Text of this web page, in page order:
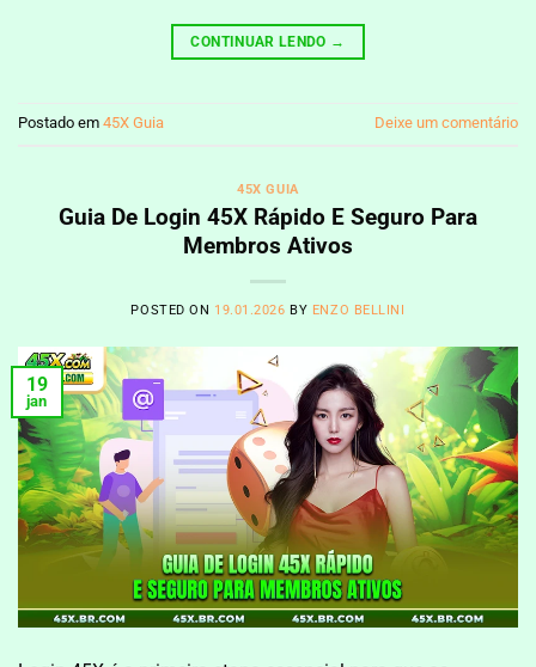
CONTINUAR LENDO →
Postado em 45X Guia Deixe um comentário
45X GUIA
Guia De Login 45X Rápido E Seguro Para
Membros Ativos
POSTED ON 19.01.2026 BY ENZO BELLINI
19
jan